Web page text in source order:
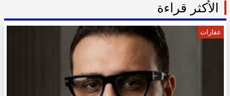
الأكثر قراءة
عقارات